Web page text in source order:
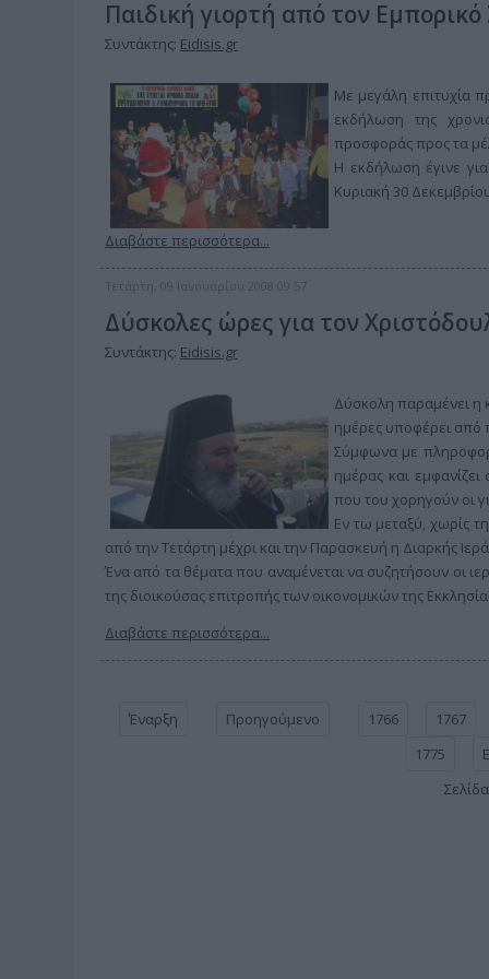
Παιδική γιορτή από τον Εμπορικό
Συντάκτης: Eidisis.gr
Με μεγάλη επιτυχία
εκδήλωση της
προσφοράς προς τα
Η εκδήλωση έγινε
Κυριακή 30
Διαβάστε περισσότερα...
Τετάρτη, 09 Ιανουαρίου 2008 09:57
Δύσκολες ώρες για τον
Συντάκτης: Eidisis.gr
Δύσκολη παραμένει η
ημέρες υποφέρει από
Σύμφωνα με
ημέρας και
που του χορηγούν οι
Εν τω μεταξύ, χωρίς
από την Τετάρτη μέχρι και την Παρασκευή η Διαρκής
Ένα από τα θέματα που αναμένεται να συζητήσουν οι
της διοικούσας επιτροπής των οικονομικών της
Διαβάστε περισσότερα...
Έναρξη Προηγούμενο 1766 1767
1775